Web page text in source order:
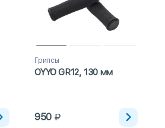
Грипсы
OYYO GR12, 130 мм
950